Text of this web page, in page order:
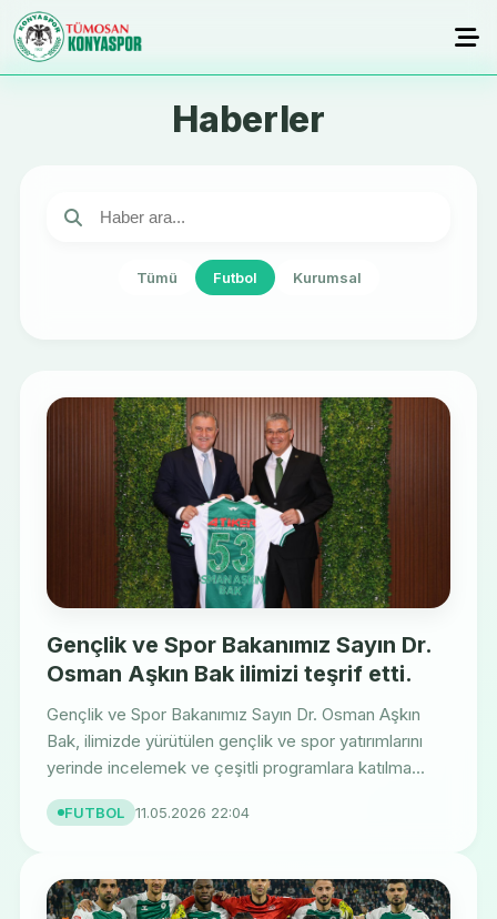
Haberler
Tümü Futbol Kurumsal
Gençlik ve Spor Bakanımız Sayın Dr.
Osman Aşkın Bak ilimizi teşrif etti.
Gençlik ve Spor Bakanımız Sayın Dr. Osman Aşkın
Bak, ilimizde yürütülen gençlik ve spor yatırımlarını
yerinde incelemek ve çeşitli programlara katılma...
FUTBOL 11.05.2026 22:04